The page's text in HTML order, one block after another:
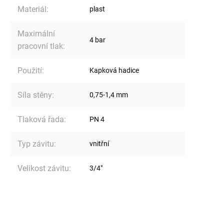
Materiál: plast
Maximální
pracovní tlak:
4 bar
Použití: Kapková hadice
Síla stěny: 0,75-1,4 mm
Tlaková řada: PN 4
Typ závitu: vnitřní
Velikost závitu: 3/4"